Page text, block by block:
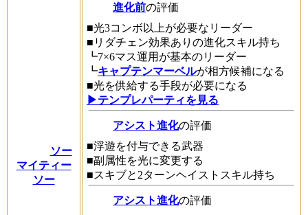
ソー
マイティー
ソー
進化前の評価
■光3コンボ以上が必要なリーダー
■リダチェン効果ありの進化スキル持ち
┗7×6マス運用が基本のリーダー
┗キャプテンマーベルが相方候補になる
■光を供給する手段が必要になる
▶テンプレパーティを見る
アシスト進化の評価
■浮遊を付与できる武器
■副属性を光に変更する
■スキブと2ターンヘイストスキル持ち
アシスト進化の評価